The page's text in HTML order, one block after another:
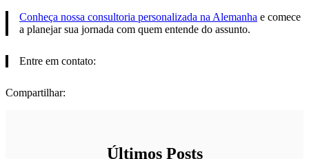
Conheça nossa consultoria personalizada na Alemanha e comece
a planejar sua jornada com quem entende do assunto.
Entre em contato:
Compartilhar:
Últimos Posts